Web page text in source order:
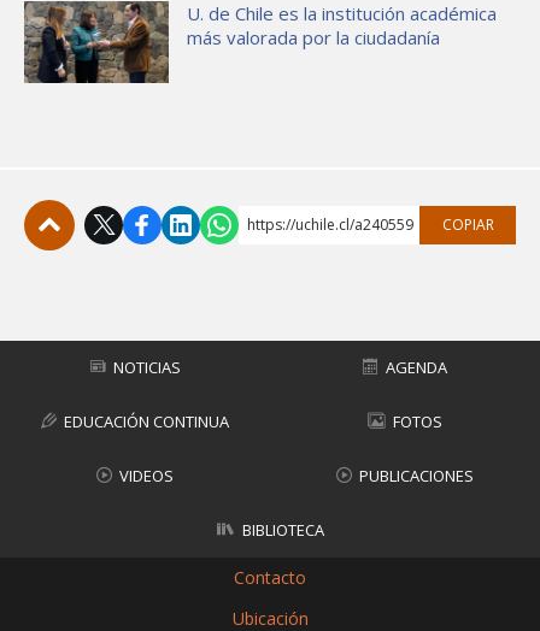
U. de Chile es la institución académica
más valorada por la ciudadanía
https://uchile.cl/a240559 COPIAR
NOTICIAS AGENDA
EDUCACIÓN CONTINUA FOTOS
VIDEOS PUBLICACIONES
BIBLIOTECA
Contacto
Ubicación